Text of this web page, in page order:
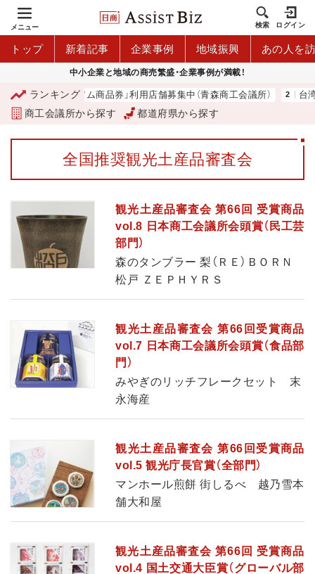
メニュー 検索 ログイン
トップ 新着記事 企業事例 地域振興 あの人を
中小企業と地域の商売繁盛・企業事例が満載！
ランキング
「青森市プレミアム商品券」利用店舗募集中（青森商工会議所） 台湾2
商工会議所から探す 都道府県から探す
全国推奨観光土産品審査会
観光土産品審査会 第66回 受賞商品
vol.8 日本商工会議所会頭賞（民工芸
部門）
森のタンブラー 梨（ＲＥ）ＢＯＲＮ
松戸 ＺＥＰＨＹＲＳ
観光土産品審査会 第66回受賞商品
vol.7 日本商工会議所会頭賞（食品部
門）
みやぎのリッチフレークセット 末
永海産
観光土産品審査会 第66回受賞商品
vol.5 観光庁長官賞（全部門）
マンホール煎餅 街しるべ 越乃雪本
舗大和屋
観光土産品審査会 第66回 受賞商品
vol.4 国土交通大臣賞（グローバル部